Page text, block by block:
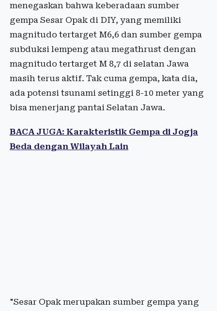
menegaskan bahwa keberadaan sumber
gempa Sesar Opak di DIY, yang memiliki
magnitudo tertarget M6,6 dan sumber gempa
subduksi lempeng atau megathrust dengan
magnitudo tertarget M 8,7 di selatan Jawa
masih terus aktif. Tak cuma gempa, kata dia,
ada potensi tsunami setinggi 8-10 meter yang
bisa menerjang pantai Selatan Jawa.
BACA JUGA: Karakteristik Gempa di Jogja
Beda dengan Wilayah Lain
"Sesar Opak merupakan sumber gempa yang